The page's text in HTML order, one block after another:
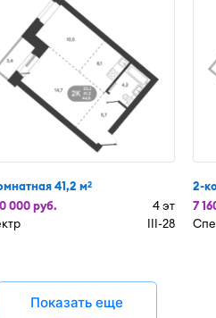
41,2 м2
000 руб.
4 эт
III-28
2-
7
Показать еще